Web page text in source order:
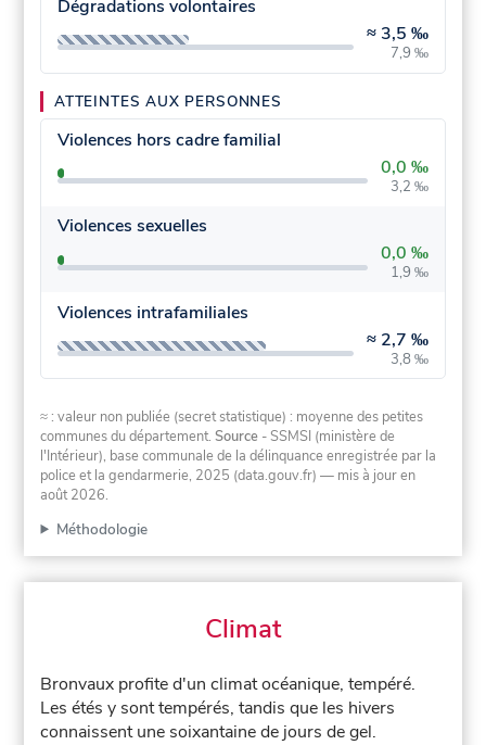
Dégradations volontaires
≈ 3,5 ‰
7,9 ‰
ATTEINTES AUX PERSONNES
Violences hors cadre familial
0,0 ‰
3,2 ‰
Violences sexuelles
0,0 ‰
1,9 ‰
Violences intrafamiliales
≈ 2,7 ‰
3,8 ‰
≈ : valeur non publiée (secret statistique) : moyenne des petites
communes du département.Source - SSMSI (ministère de
l'Intérieur), base communale de la délinquance enregistrée par la
police et la gendarmerie, 2025 (data.gouv.fr) — mis à jour en
août 2026.
Méthodologie
Climat
Bronvaux profite d'un climat océanique, tempéré.
Les étés y sont tempérés, tandis que les hivers
connaissent une soixantaine de jours de gel.